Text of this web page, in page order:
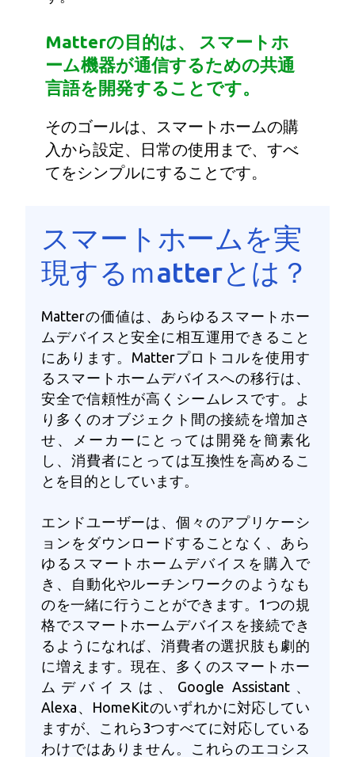
Matterの目的は、 スマートホ
ーム機器が通信するための共通
言語を開発することです。
そのゴールは、スマートホームの購
入から設定、日常の使用まで、すべ
てをシンプルにすることです。
スマートホームを実
現するｍatterとは？
Matterの価値は、あらゆるスマートホー
ムデバイスと安全に相互運用できること
にあります。Matterプロトコルを使用す
るスマートホームデバイスへの移行は、
安全で信頼性が高くシームレスです。よ
り多くのオブジェクト間の接続を増加さ
せ、メーカーにとっては開発を簡素化
し、消費者にとっては互換性を高めるこ
とを目的としています。
エンドユーザーは、個々のアプリケーシ
ョンをダウンロードすることなく、あら
ゆるスマートホームデバイスを購入で
き、自動化やルーチンワークのようなも
のを一緒に行うことができます。1つの規
格でスマートホームデバイスを接続でき
るようになれば、消費者の選択肢も劇的
に増えます。現在、多くのスマートホー
ムデバイスは、Google Assistant、
Alexa、HomeKitのいずれかに対応してい
ますが、これら3つすべてに対応している
わけではありません。これらのエコシス